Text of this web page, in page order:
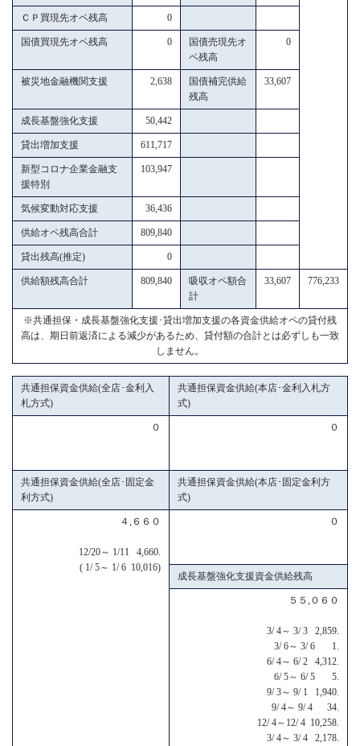
ＣＰ買現先オペ残高 0
国債買現先オペ残高 0
国債売現先オ
ペ残高
0
被災地金融機関支援 2,638
国債補完供給
残高
33,607
成長基盤強化支援 50,442
貸出増加支援 611,717
新型コロナ企業金融支
援特別
103,947
気候変動対応支援 36,436
供給オペ残高合計 809,840
貸出残高(推定) 0
供給額残高合計 809,840
吸収オペ額合
計
33,607 776,233
※共通担保・成長基盤強化支援･貸出増加支援の各資金供給オペの貸付残
高は、期日前返済による減少があるため、貸付額の合計とは必ずしも一致
しません。
共通担保資金供給(全店･金利入
札方式)
共通担保資金供給(本店･金利入札方
式)
０ ０
共通担保資金供給(全店･固定金
利方式)
共通担保資金供給(本店･固定金利方
式)
４,６６０
12/20～ 1/11 4,660.
( 1/ 5～ 1/ 6 10,016)
０
成長基盤強化支援資金供給残高
５５,０６０
3/ 4～ 3/ 3 2,859.
3/ 6～ 3/ 6 1.
6/ 4～ 6/ 2 4,312.
6/ 5～ 6/ 5 5.
9/ 3～ 9/ 1 1,940.
9/ 4～ 9/ 4 34.
12/ 4～12/ 4 10,258.
3/ 4～ 3/ 4 2,178.